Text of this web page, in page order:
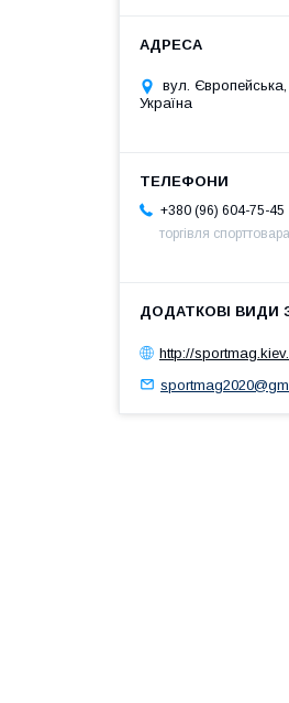
вул.
Україна
+380 (96) 604-75-45
торгівля
http://